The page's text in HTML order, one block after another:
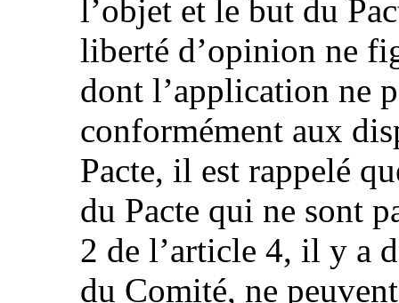
l’objet et le but du
liberté d’opinion ne
dont l’application ne
conformément aux
Pacte, il est rappelé
du Pacte qui ne sont
2 de l’article 4, il y a
du Comité, ne